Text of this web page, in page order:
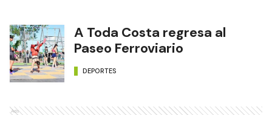
A Toda Costa regresa al
Paseo Ferroviario
DEPORTES
Ads